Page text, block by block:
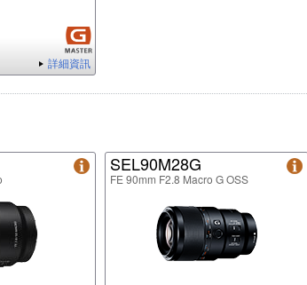
詳細資訊
SEL90M28G
FE 90mm F2.8 Macro G OSS